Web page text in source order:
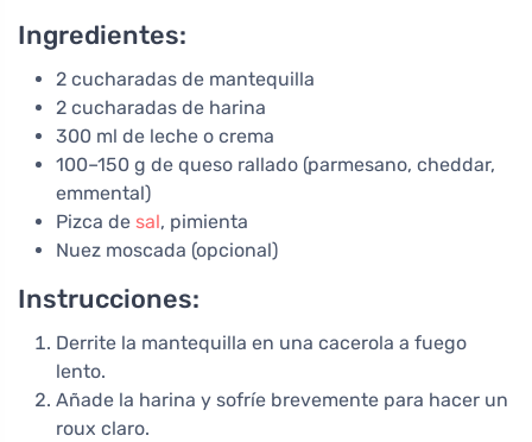
Ingredientes:
2 cucharadas de mantequilla
2 cucharadas de harina
300 ml de leche o crema
100–150 g de queso rallado (parmesano, cheddar,
emmental)
Pizca de sal, pimienta
Nuez moscada (opcional)
Instrucciones:
Derrite la mantequilla en una cacerola a fuego
lento.
Añade la harina y sofríe brevemente para hacer un
roux claro.